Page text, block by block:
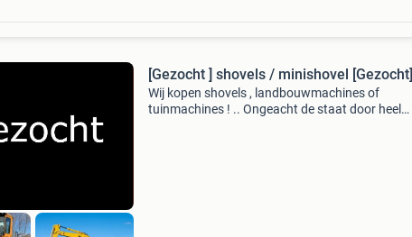
[Gezocht ] shovels / minishovel [Gezocht]
Wij kopen shovels , landbouwmachines of
tuinmachines ! .. Ongeacht de staat door heel